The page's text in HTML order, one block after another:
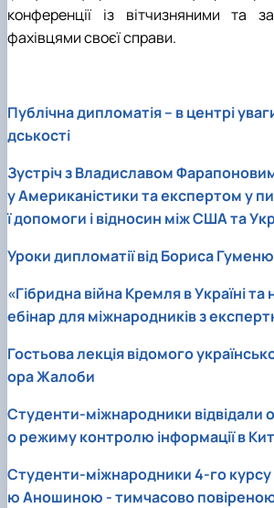
конференції із вітчизняними та
фахівцями своєї справи.
Публічна дипломатія – в центрі
дськості
Зустріч з Владиславом
у Американістики та експертом у
ї допомоги і відносин між США та
Уроки дипломатії від Бориса
«Гібридна війна Кремля в Україні
ебінар для міжнародників з
Гостьова лекція відомого
ора Жалоби
Студенти-міжнародники
о режиму контролю інформації в
Студенти-міжнародники 4-го курсу
ю Аношиною - тимчасово повіреною